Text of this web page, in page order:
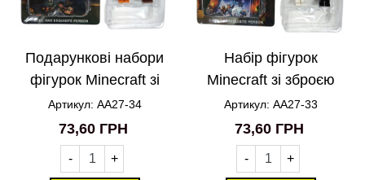
Подарункові набори
фігурок Minecraft зі
зброєю 4in1 AA27-34
Артикул: AA27-34
73,60 ГРН
- +
Набір фігурок
Minecraft зі зброєю
4in1 AA27-33
Артикул: AA27-33
73,60 ГРН
- +